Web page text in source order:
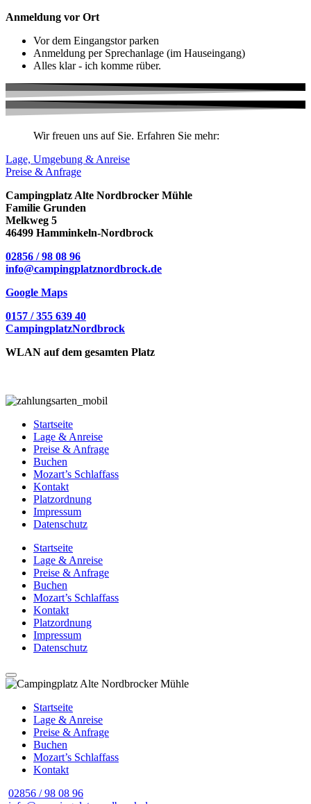
Anmeldung vor Ort
Vor dem Eingangstor parken
Anmeldung per Sprechanlage (im Hauseingang)
Alles klar - ich komme rüber.
Wir freuen uns auf Sie. Erfahren Sie mehr:
Lage, Umgebung & Anreise
Preise & Anfrage
Campingplatz Alte Nordbrocker Mühle
Familie Grunden
Melkweg 5
46499 Hamminkeln-Nordbrock
02856 / 98 08 96
info@campingplatznordbrock.de
Google Maps
0157 / 355 639 40
CampingplatzNordbrock
WLAN auf dem gesamten Platz
Startseite
Lage & Anreise
Preise & Anfrage
Buchen
Mozart’s Schlaffass
Kontakt
Platzordnung
Impressum
Datenschutz
Startseite
Lage & Anreise
Preise & Anfrage
Buchen
Mozart’s Schlaffass
Kontakt
Platzordnung
Impressum
Datenschutz
Startseite
Lage & Anreise
Preise & Anfrage
Buchen
Mozart’s Schlaffass
Kontakt
02856 / 98 08 96